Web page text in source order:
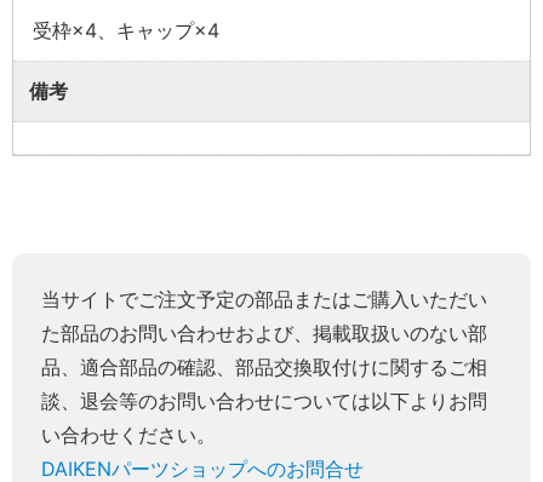
受枠×4、キャップ×4
備考
当サイトでご注文予定の部品またはご購入いただい
た部品のお問い合わせおよび、掲載取扱いのない部
品、適合部品の確認、部品交換取付けに関するご相
談、退会等のお問い合わせについては以下よりお問
い合わせください。
DAIKENパーツショップへのお問合せ